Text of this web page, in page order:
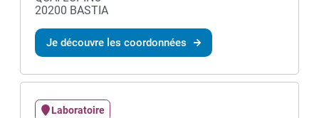
20200 BASTIA
Je découvre les coordonnées
Laboratoire